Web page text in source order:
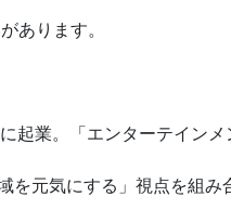
あります。
業。「エンターテイン
元気にする」視点を組